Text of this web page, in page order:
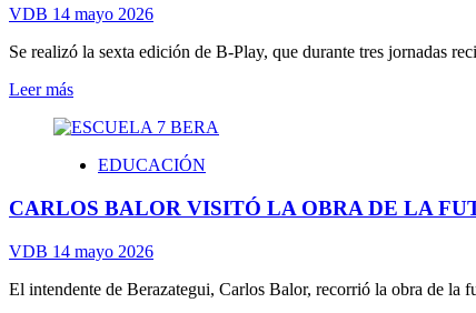
EN
DEL
CON
MUNICIPALES
VDB 14 mayo 2026
Se realizó la sexta edición de B-Play, que durante tres jornadas
Leer másLeer
sobre
DE
MIL
VISITARON
B-
EDUCACIÓN
CARLOS BALOR VISITÓ LA OBRA DE LA
VDB 14 mayo 2026
El intendente de Berazategui, Carlos Balor, recorrió la obra de la